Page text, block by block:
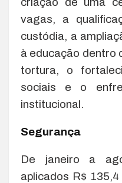
vagas, a
custódia, a
à educação dentro
tortura, o
sociais e o
institucional.
Segurança
De janeiro a
aplicados R$